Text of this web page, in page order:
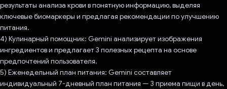
результаты анализа крови в понятную информацию, выделяя
ключевые биомаркеры и предлагая рекомендации по улучшению
питания.
4) Кулинарный помощник: Gemini анализирует изображения
ингредиентов и предлагает 3 полезных рецепта на основе
предпочтений пользователя.
5) Еженедельный план питания: Gemini составляет
индивидуальный 7-дневный план питания — 3 приема пищи в день,